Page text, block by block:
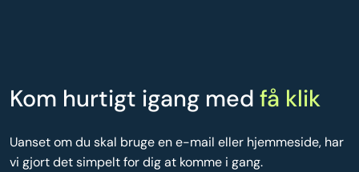
Kom hurtigt igang med få klik
Uanset om du skal bruge en e-mail eller hjemmeside, har
vi gjort det simpelt for dig at komme i gang.